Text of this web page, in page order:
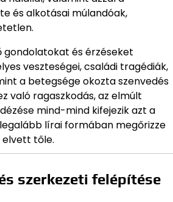
és alkotásai múlandóak,
gondolatokat és érzéseket
veszteségei, családi tragédiák,
a betegsége okozta szenvedés
való ragaszkodás, az elmúlt
mind-mind kifejezik azt a
lírai formában megőrizze
elvett tőle.
szerkezeti felépítése